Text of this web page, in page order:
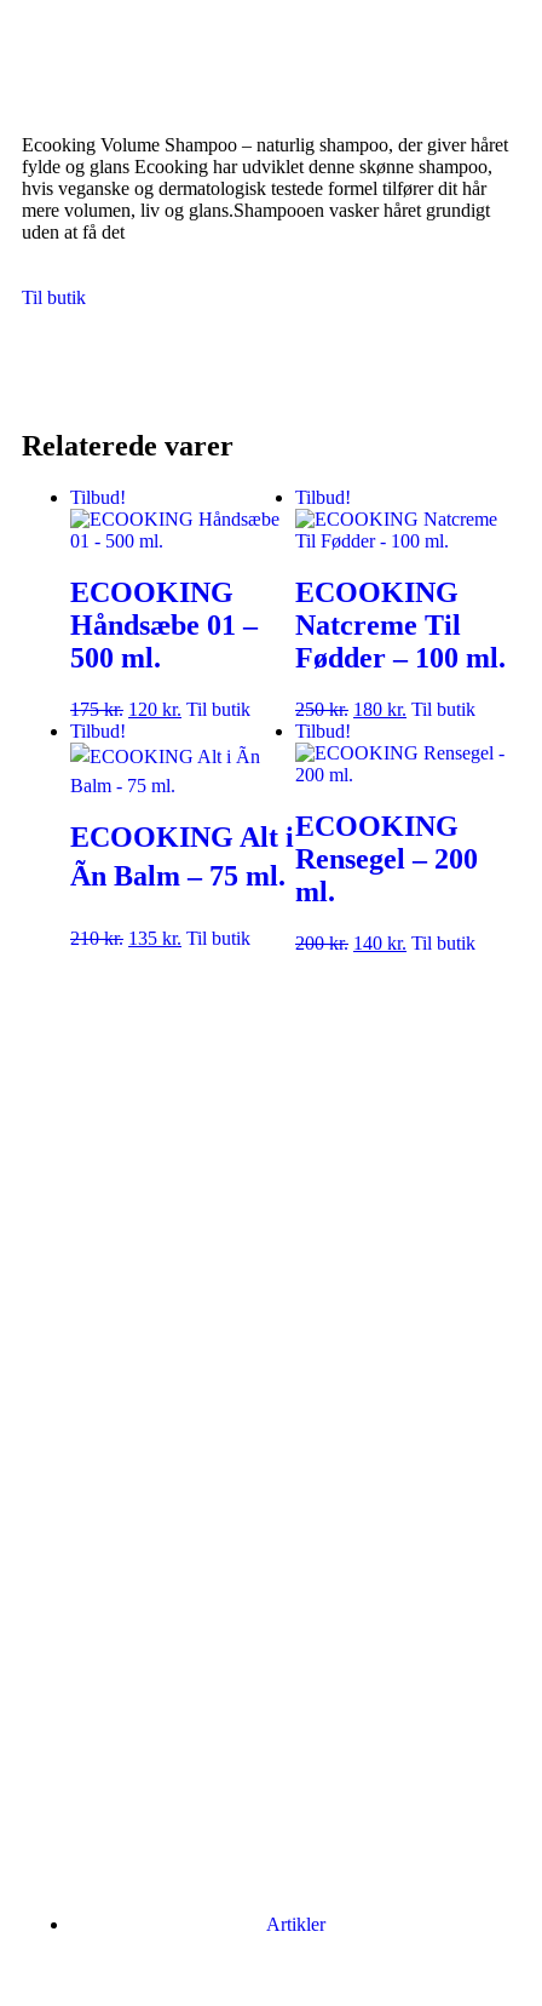
Ecooking Volume Shampoo – naturlig shampoo, der giver håret
fylde og glans Ecooking har udviklet denne skønne shampoo,
hvis veganske og dermatologisk testede formel tilfører dit hår
mere volumen, liv og glans.Shampooen vasker håret grundigt
uden at få det
Til butik
Relaterede varer
Tilbud!
ECOOKING
Håndsæbe 01 –
500 ml.
175kr. 120 kr. Til butik
Tilbud!
ECOOKING
Natcreme Til
Fødder – 100 ml.
250kr. 180 kr. Til butik
Tilbud!
ECOOKING Alt i
Ãn Balm – 75 ml.
210kr. 135 kr. Til butik
Tilbud!
ECOOKING
Rensegel – 200
ml.
200kr. 140 kr. Til butik
Artikler